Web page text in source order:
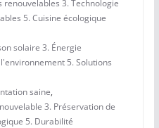
3. Technologie
5. Cuisine écologique
solaire 3. Énergie
5. Solutions
saine,
3. Préservation de
5. Durabilité